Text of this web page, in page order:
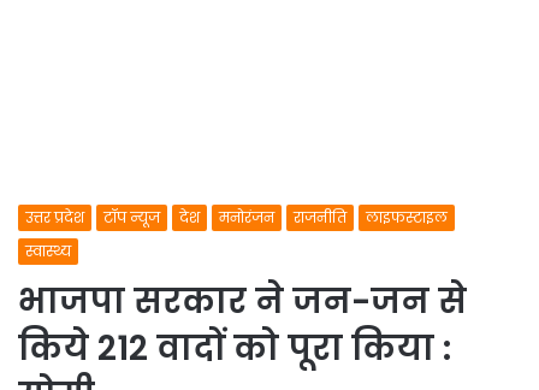
उत्तर प्रदेश टॉप न्यूज देश मनोरंजन राजनीति
लाइफस्टाइल
स्वास्थ्य
भाजपा सरकार ने जन-जन से
किये 212 वादों को पूरा किया :